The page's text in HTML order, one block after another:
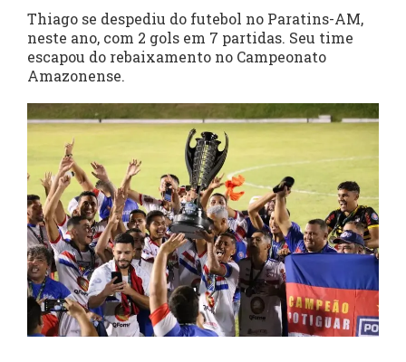
Thiago se despediu do futebol no Paratins-AM,
neste ano, com 2 gols em 7 partidas. Seu time
escapou do rebaixamento no Campeonato
Amazonense.